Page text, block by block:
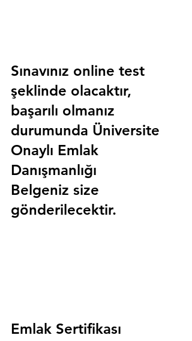
Sınavınız online test
şeklinde olacaktır,
başarılı olmanız
durumunda Üniversite
Onaylı Emlak
Danışmanlığı
Belgeniz size
gönderilecektir.
Emlak Sertifikası